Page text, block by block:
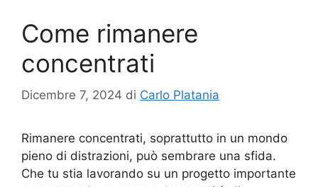
Come rimanere
concentrati
Dicembre 7, 2024 di Carlo Platania
Rimanere concentrati, soprattutto in un mondo
pieno di distrazioni, può sembrare una sfida.
Che tu stia lavorando su un progetto importante